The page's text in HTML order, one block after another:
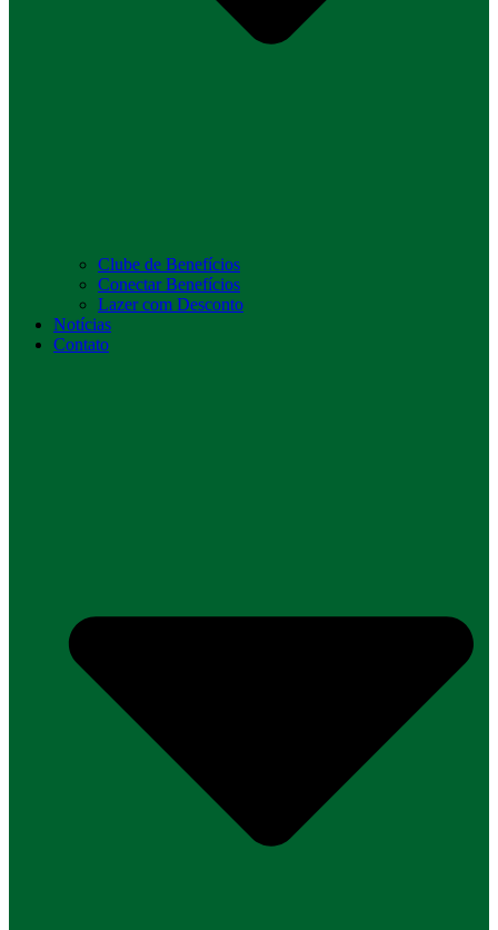
Clube de Benefícios
Conectar Benefícios
Lazer com Desconto
Notícias
Contato